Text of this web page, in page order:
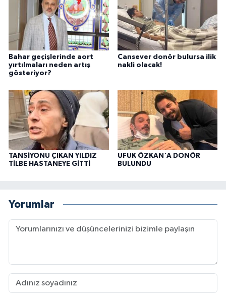
Bahar geçişlerinde aort
yırtılmaları neden artış
gösteriyor?
Cansever donör bulursa ilik
nakli olacak!
TANSİYONU ÇIKAN YILDIZ
TİLBE HASTANEYE GİTTİ
UFUK ÖZKAN'A DONÖR
BULUNDU
Yorumlar